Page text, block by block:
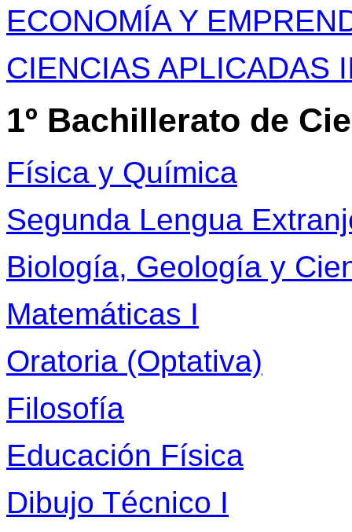
ECONOMÍA Y
CIENCIAS APLICADAS
1º Bachillerato de
Física y Química
Segunda Lengua
Biología, Geología y
Matemáticas I
Oratoria (Optativa)
Filosofía
Educación Física
Dibujo Técnico I